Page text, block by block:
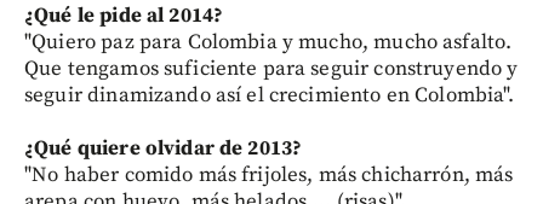
¿Qué le pide al 2014?
"Quiero paz para Colombia y mucho, mucho asfalto.
Que tengamos suficiente para seguir construyendo y
seguir dinamizando así el crecimiento en Colombia".
¿Qué quiere olvidar de 2013?
"No haber comido más frijoles, más chicharrón, más